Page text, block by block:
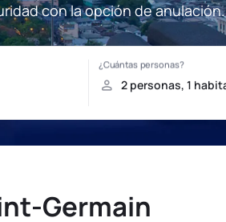
con la opción de anulación.
Germain